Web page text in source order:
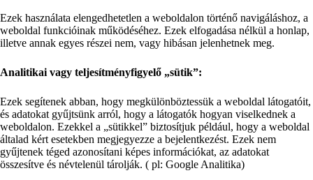
Ezek használata elengedhetetlen a weboldalon történő navigáláshoz, a
weboldal funkcióinak működéséhez. Ezek elfogadása nélkül a honlap,
illetve annak egyes részei nem, vagy hibásan jelenhetnek meg.
Analitikai vagy teljesítményfigyelő „sütik”:
Ezek segítenek abban, hogy megkülönböztessük a weboldal látogatóit,
és adatokat gyűjtsünk arról, hogy a látogatók hogyan viselkednek a
weboldalon. Ezekkel a „sütikkel” biztosítjuk például, hogy a weboldal
általad kért esetekben megjegyezze a bejelentkezést. Ezek nem
gyűjtenek téged azonosítani képes információkat, az adatokat
összesítve és névtelenül tárolják. ( pl: Google Analitika)